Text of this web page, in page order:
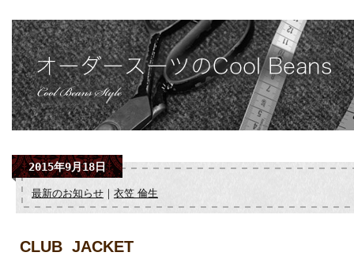
2015年9月18日
最新のお知らせ ｜ 衣笠 倫生
CLUB JACKET